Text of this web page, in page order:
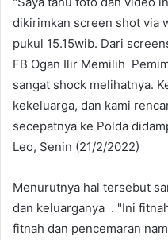
dikirimkan screen shot via
pukul 15.15wib. Dari
FB Ogan Ilir Memilih
sangat shock melihatnya.
kekeluarga, dan kami
secepatnya ke Polda
Leo, Senin (21/2/2022)
Menurutnya hal tersebut
dan keluarganya . "Ini
fitnah dan pencemaran